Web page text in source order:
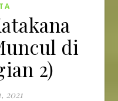
di
2)
2021